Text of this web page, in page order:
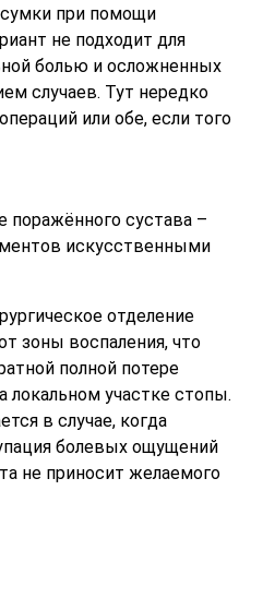
при помощи
не подходит для
болью и осложненных
случаев. Тут нередко
или обе, если того
поражённого сустава –
искусственными
отделение
зоны воспаления, что
полной потере
локальном участке стопы.
в случае, когда
болевых ощущений
не приносит желаемого